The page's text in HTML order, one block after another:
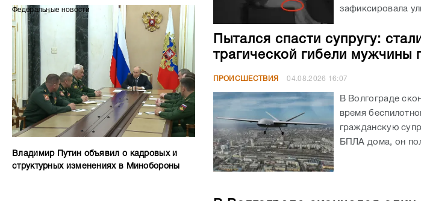
Федеральные новости
Владимир Путин объявил о кадровых и
структурных изменениях в Минобороны
зафиксировала
Пытался спасти супругу:
трагической гибели мужчины
ПРОИСШЕСТВИЯ 04.08.2026 16:07
В Волгограде
время
гражданскую
БПЛА дома, он